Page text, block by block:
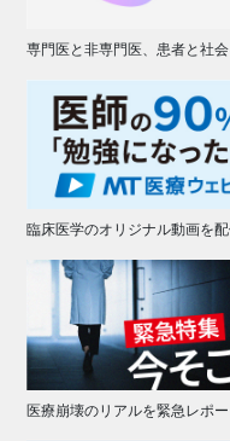
専門医と非専門医、患者と社
臨床医学のオリジナル動画を配
医療崩壊のリアルを緊急レポー